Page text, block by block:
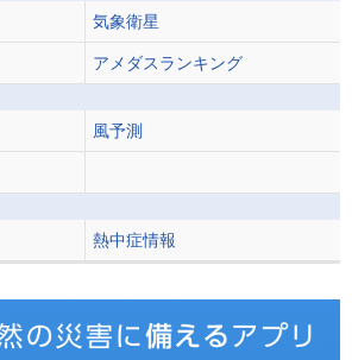
気象衛星
アメダスランキング
風予測
熱中症情報